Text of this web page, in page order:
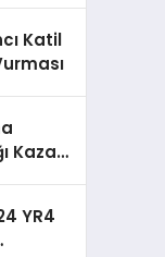
Katil
Kazası
YR4